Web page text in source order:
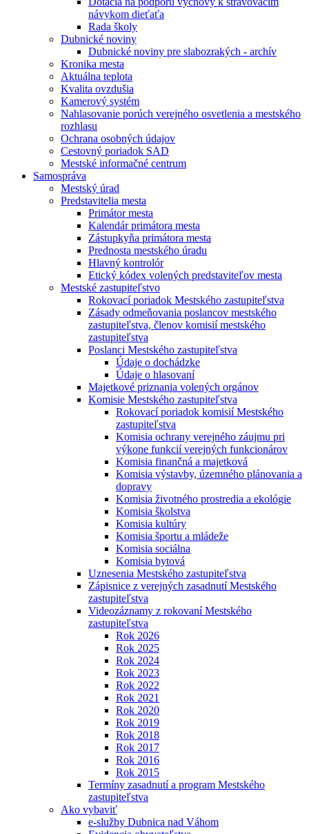
návykom dieťaťa
Rada školy
Dubnické noviny
Dubnické noviny pre slabozrakých - archív
Kronika mesta
Aktuálna teplota
Kvalita ovzdušia
Kamerový systém
Nahlasovanie porúch verejného osvetlenia a mestského
rozhlasu
Ochrana osobných údajov
Cestovný poriadok SAD
Mestské informačné centrum
Samospráva
Mestský úrad
Predstavitelia mesta
Primátor mesta
Kalendár primátora mesta
Zástupkyňa primátora mesta
Prednosta mestského úradu
Hlavný kontrolór
Etický kódex volených predstaviteľov mesta
Mestské zastupiteľstvo
Rokovací poriadok Mestského zastupiteľstva
Zásady odmeňovania poslancov mestského
zastupiteľstva, členov komisií mestského
zastupiteľstva
Poslanci Mestského zastupiteľstva
Údaje o dochádzke
Údaje o hlasovaní
Majetkové priznania volených orgánov
Komisie Mestského zastupiteľstva
Rokovací poriadok komisií Mestského
zastupiteľstva
Komisia ochrany verejného záujmu pri
výkone funkcií verejných funkcionárov
Komisia finančná a majetková
Komisia výstavby, územného plánovania a
dopravy
Komisia životného prostredia a ekológie
Komisia školstva
Komisia kultúry
Komisia športu a mládeže
Komisia sociálna
Komisia bytová
Uznesenia Mestského zastupiteľstva
Zápisnice z verejných zasadnutí Mestského
zastupiteľstva
Videozáznamy z rokovaní Mestského
zastupiteľstva
Rok 2026
Rok 2025
Rok 2024
Rok 2023
Rok 2022
Rok 2021
Rok 2020
Rok 2019
Rok 2018
Rok 2017
Rok 2016
Rok 2015
Termíny zasadnutí a program Mestského
zastupiteľstva
Ako vybaviť
e-služby Dubnica nad Váhom